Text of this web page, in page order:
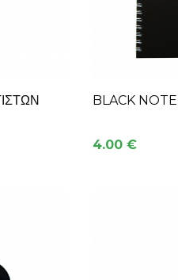
BLACK
4.00 €